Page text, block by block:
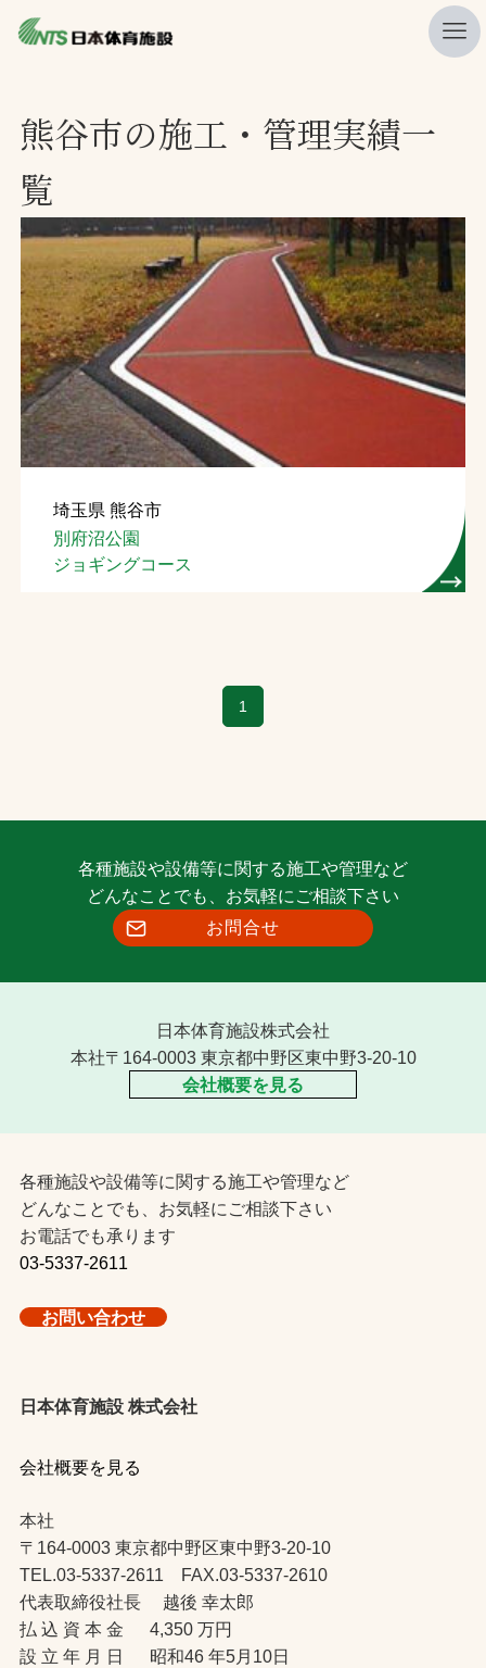
ニュース
プレスリリース
レポート
製品・サービス一覧
施工・管理実績一覧
会社概要
採用情報
検索
お問合せ
文字の見えづらさや操作にお困りの方へ
熊谷市の施工・管理実績一
覧
埼玉県 熊谷市
別府沼公園
ジョギングコース
1
各種施設や設備等に関する施工や管理など
どんなことでも、お気軽にご相談下さい
お問合せ
日本体育施設株式会社
本社〒164-0003 東京都中野区東中野3-20-10
会社概要を見る
各種施設や設備等に関する施工や管理など
どんなことでも、お気軽にご相談下さい
お電話でも承ります
03-5337-2611
お問い合わせ
日本体育施設 株式会社
会社概要を見る
本社
〒164-0003 東京都中野区東中野3-20-10
TEL.03-5337-2611 FAX.03-5337-2610
代表取締役社長 越後 幸太郎
払 込 資 本 金 4,350 万円
設 立 年 月 日 昭和46 年5月10日